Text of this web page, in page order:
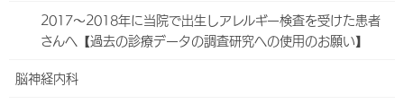
外来・診療科
内科
2017～2018年に当院で出生しアレルギー検査を受けた患者
さんへ【過去の診療データの調査研究への使用のお願い】
脳神経内科